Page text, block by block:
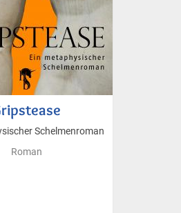
Schelmenroman
Roman